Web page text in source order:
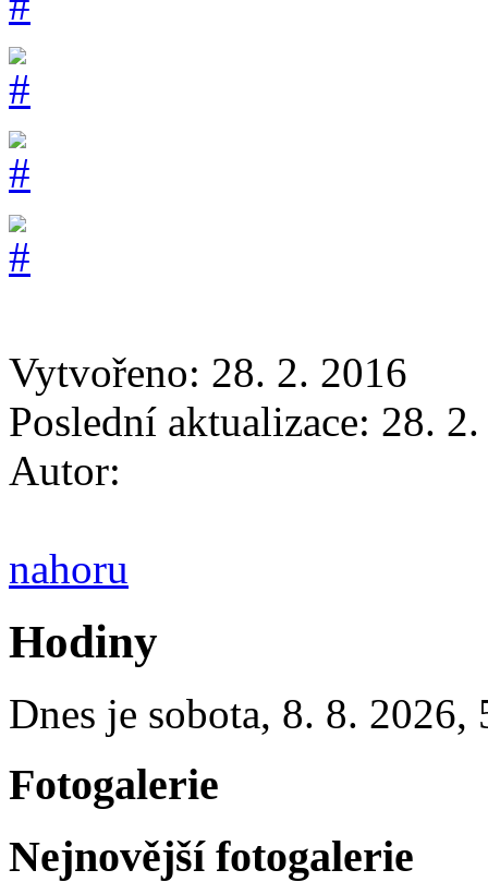
Vytvořeno: 28. 2. 2016
Poslední aktualizace: 28.
Autor:
nahoru
Hodiny
Dnes je sobota, 8. 8. 2026,
Fotogalerie
Nejnovější fotogalerie